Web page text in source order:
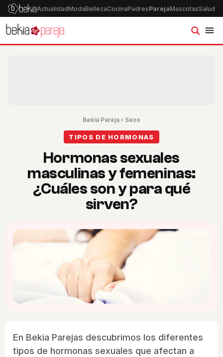
ActualidadModaBellezaCocinaPadresParejaMascotasSalud
Bekia Pareja › Sexo
TIPOS DE HORMONAS
Hormonas sexuales
masculinas y femeninas:
¿Cuáles son y para qué
sirven?
En Bekia Parejas descubrimos los diferentes
tipos de hormonas sexuales que afectan a